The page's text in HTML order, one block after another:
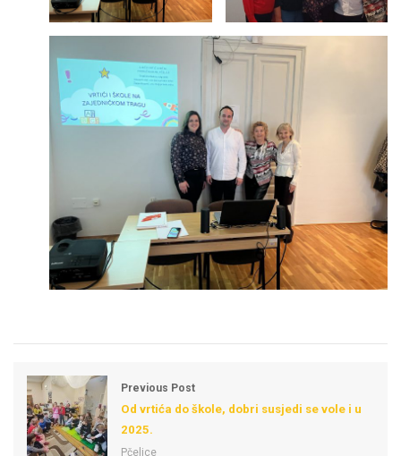
Previous Post
Od vrtića do škole, dobri susjedi se vole i u
2025.
Pčelice